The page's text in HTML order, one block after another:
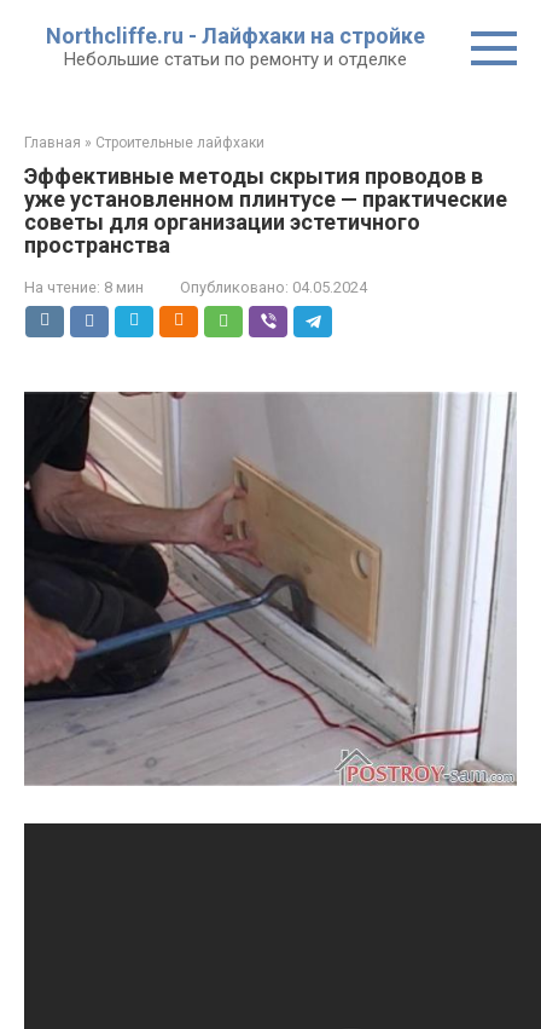
контенту
Northcliffe.ru - Лайфхаки на стройке
Небольшие статьи по ремонту и отделке
Главная » Строительные лайфхаки
Эффективные методы скрытия проводов в
уже установленном плинтусе — практические
советы для организации эстетичного
пространства
На чтение: 8 мин Опубликовано: 04.05.2024